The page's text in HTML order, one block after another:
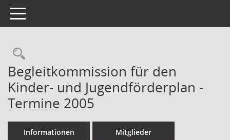
Toggle navigation
Rechercheauswahl
Begleitkommission für den
Kinder- und Jugendförderplan -
Termine 2005
Informationen Mitglieder